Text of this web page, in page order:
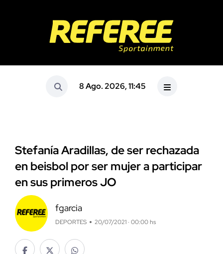
8 Ago. 2026, 11:45
Stefanía Aradillas, de ser rechazada
en beisbol por ser mujer a participar
en sus primeros JO
fgarcia
DEPORTES 20/07/2021 · 00:00 hs